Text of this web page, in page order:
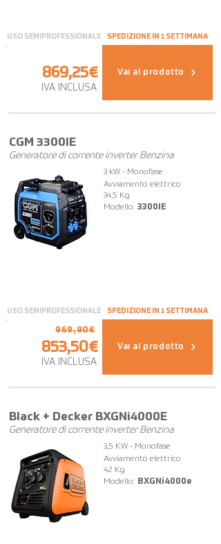
USO SEMIPROFESSIONALE SPEDIZIONE IN 1 SETTIMANA
869,25€
IVA INCLUSA
Vai al prodotto
CGM 3300IE
Generatore di corrente inverter Benzina
USO SEMIPROFESSIONALE
3 kW - Monofase
Avviamento elettrico
34,5 Kg
Modello: 3300IE
SPEDIZIONE IN 1 SETTIMANA
853,50€
969,90€
IVA INCLUSA
Vai al prodotto
Black + Decker BXGNi4000E
Generatore di corrente inverter Benzina
3,5 KW - Monofase
Avviamento elettrico
42 Kg
Modello:
BXGNi4000e